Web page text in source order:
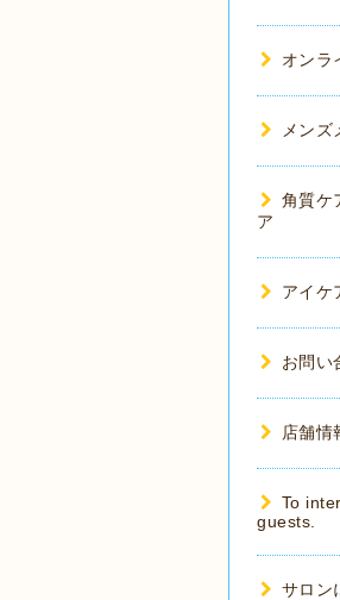
オンラ
メンズ
角質ケ
ア
アイケ
お問い
店舗情
To
guests.
サロン